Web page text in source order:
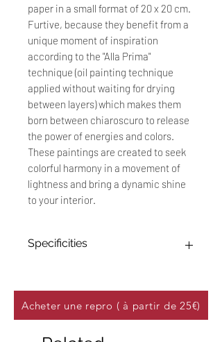
paper in a small format of 20 x 20 cm.
Furtive, because they benefit from a
unique moment of inspiration
according to the "Alla Prima"
technique (oil painting technique
applied without waiting for drying
between layers) which makes them
born between chiaroscuro to release
the power of energies and colors.
These paintings are created to seek
colorful harmony in a movement of
lightness and bring a dynamic shine
to your interior.
Specificities
Technique : Peinture à l'huile sur
papier 250 g/m²
Titre : "Wonderland #15"
Date : Novembre 2024
Acheter une repro ( à partir de 25€)